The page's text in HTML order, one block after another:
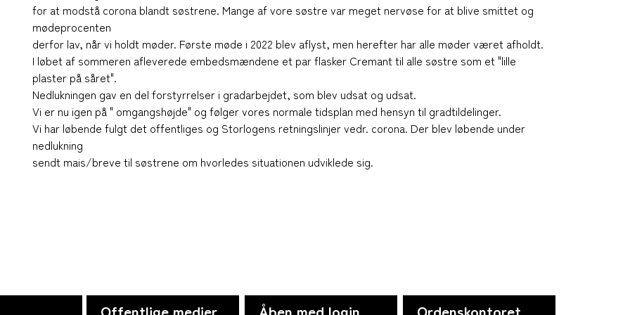
for at modstå corona blandt søstrene. Mange af vore søstre var meget nervøse for at blive smittet og
mødeprocenten
derfor lav, når vi holdt møder. Første møde i 2022 blev aflyst, men herefter har alle møder været afholdt.
I løbet af sommeren afleverede embedsmændene et par flasker Cremant til alle søstre som et "lille
plaster på såret".
Nedlukningen gav en del forstyrrelser i gradarbejdet, som blev udsat og udsat.
Vi er nu igen på " omgangshøjde" og følger vores normale tidsplan med hensyn til gradtildelinger.
Vi har løbende fulgt det offentliges og Storlogens retningslinjer vedr. corona. Der blev løbende under
nedlukning
sendt mais/breve til søstrene om hvorledes situationen udviklede sig.